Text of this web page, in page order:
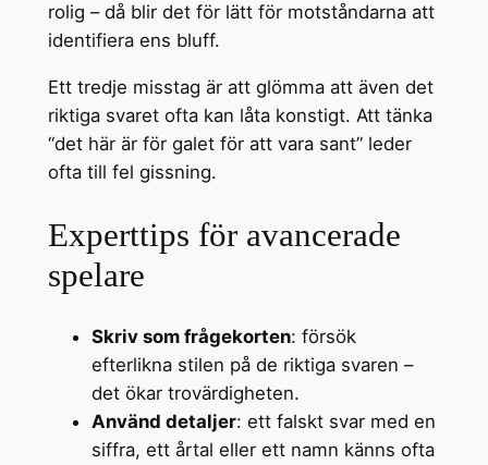
rolig – då blir det för lätt för motståndarna att
identifiera ens bluff.
Ett tredje misstag är att glömma att även det
riktiga svaret ofta kan låta konstigt. Att tänka
“det här är för galet för att vara sant” leder
ofta till fel gissning.
Experttips för avancerade
spelare
Skriv som frågekorten: försök
efterlikna stilen på de riktiga svaren –
det ökar trovärdigheten.
Använd detaljer: ett falskt svar med en
siffra, ett årtal eller ett namn känns ofta